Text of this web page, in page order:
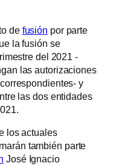
de fusión por parte
la fusión se
del 2021 -
las autorizaciones
correspondientes- y
las dos entidades
los actuales
también parte
José Ignacio